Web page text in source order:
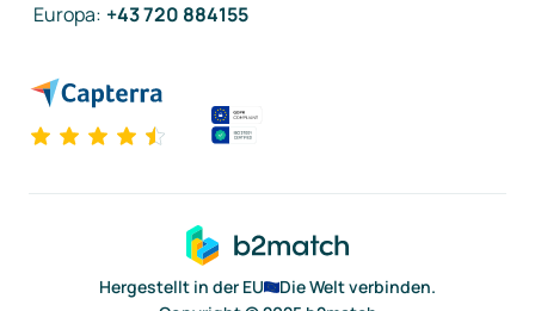
Europa: +43 720 884155
Hergestellt in der EU
Die Welt verbinden.